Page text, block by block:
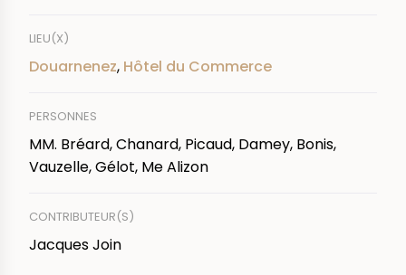
LIEU(X)
Douarnenez, Hôtel du Commerce
PERSONNES
MM. Bréard, Chanard, Picaud, Damey, Bonis,
Vauzelle, Gélot, Me Alizon
CONTRIBUTEUR(S)
Jacques Join